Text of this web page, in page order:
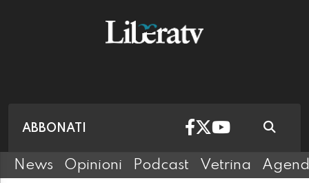
ABBONATI
News Opinioni Podcast Vetrina